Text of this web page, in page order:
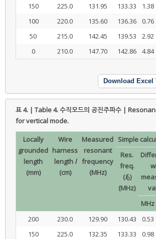
150 225.0 131.95 133.33 1.38
100
220.0 135.60 136.36 0.76
50
215.0 142.45 139.53 2.92
0
210.0 147.70 142.86 4.84
Download Excel
표 4. | Table 4.수직모드의 공진주파수 |
for vertical mode.
Locally
grounded
length
(mm)
Wire
harness
length l
(cm)
Measured
resonant
frequency
(MHz)
Simple
Res.
freq.
(f0)
(MHz)
MHz
200
230.0 129.90 130.43 0.53
150
225.0 132.35 133.33 0.98